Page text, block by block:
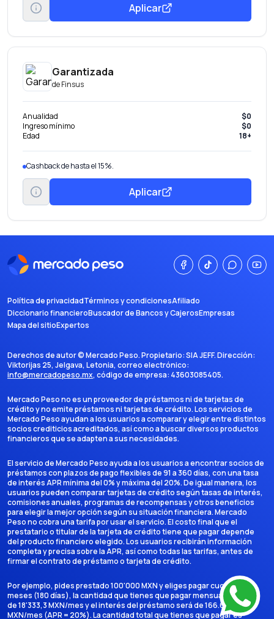
Aplicar
Garantizada
deFinsus
Anualidad
$0
Ingreso mínimo
$0
Edad
18+
Cashback de hasta el 15%.
Aplicar
Política de privacidadTérminos y condicionesAfiliado
Diccionario financieroBuscador de Bancos y CajerosEmpresas
Mapa del sitioExpertos
Derechos de autor ©Mercado Peso. Propietario:SIA JEFF. Dirección:
Viktorijas 25, Jelgava, Letonia, correo electrónico:
info@mercadopeso.mx, código de empresa: 43603085405.
Mercado Peso no es un proveedor de préstamos ni de tarjetas de
crédito y no emite préstamos ni tarjetas de crédito. Los servicios de
Mercado Peso ayudan a los usuarios a comparar y elegir entre distintos
socios crediticios acreditados, así como a buscar diversos productos
financieros que se adapten a sus necesidades.
El servicio de Mercado Peso ayuda a los usuarios a encontrar socios de
préstamos con plazos de pago flexibles de 91 a 360 días, con una tasa
de interés APR mínima del 0% y máxima del 20%. De igual manera, los
usuarios pueden comparar tarjetas de crédito según tasas de interés,
comisiones anuales, programas de recompensas y otros beneficios
para elegir la mejor opción según su situación financiera. Mercado
Peso no cobra una tarifa por usar el servicio. El costo final que el
prestatario o titular de la tarjeta de crédito tiene que pagar depende
del producto financiero elegido. Los usuarios recibirán información
completa y precisa sobre la APR, así como todas las tarifas, antes de
firmar el contrato de préstamo o tarjeta de crédito.
Por ejemplo, pides prestado 100'000 MXN y eliges pagar cuotas en 6
meses (180 días), la cantidad que tienes que pagar mensualmente es
de 18'333,3 MXN/mes y el interés del préstamo será de 166.666,7
MXN/mes (APR = 20%). La cantidad total que tienes que pagar es